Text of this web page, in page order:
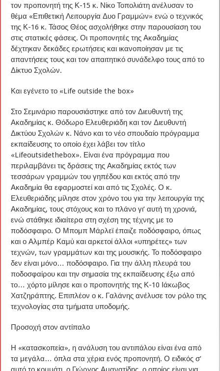
τον προπονητή της Κ-15 κ. Νίκο Τοπολιάτη ανέλυσαν το
θέμα «Επιθετική Λειτουργία Δυο Γραμμών» ενώ ο τεχνικός
της Κ-16 κ. Τάσος Θέος ασχολήθηκε στην παρουσίαση του
στις στατικές φάσεις. Οι προπονητές της Ακαδημίας
δέχτηκαν δεκάδες ερωτήσεις και ικανοποίησαν με τις
απαντήσεις τους και τον απαιτητικό συνάδελφο τους από το
Δίκτυο Σχολών.
Και εγένετο το «Life outside the box»
Στο Σεμινάριο παρουσιάστηκε από τον Διευθυντή της
Ακαδημίας κ. Θόδωρο Ελευθεριάδη και τον Διευθυντή
Δικτύου Σχολών κ. Νάνο και το νέο σπουδαίο πρόγραμμα
εκπαίδευσης το οποίο έχει λάβει τον τίτλο
«Lifeoutsidethebox». Είναι ένα πρόγραμμα που
περιλαμβάνει τις δράσεις της Ακαδημίας εκτός των
τεσσάρων γραμμών του γηπέδου και εκτός από την
Ακαδημία θα εφαρμοστεί και από τις Σχολές. Ο κ.
Ελευθεριάδης μίλησε στον χρόνο του για την λειτουργία της
Ακαδημίας, τους στόχους και το πλάνο γι’ αυτή τη χρονιά,
ενώ στάθηκε ιδιαίτερα στη σχέση της τέχνης με το
ποδόσφαιρο. Ο Μπομπ Μάρλεϊ έπαιζε ποδόσφαιρο, όπως
και ο Αλμπέρ Καμύ και αρκετοί άλλοι «υπηρέτες» των
τεχνών, των γραμμάτων και της μουσικής. Το ποδόσφαιρο
δεν είναι μόνο… ποδόσφαιρο. Για την άλλη πλευρά του
ποδοσφαίρου και την σημασία της εκπαίδευσης έξω από
το… χόρτο μίλησε και ο προπονητής της Κ-10 Ιάκωβος
Χατζηράπτης. Επιπλέον ο κ. Γαλάνης ανέλυσε τον ρόλο της
τεχνολογίας στα τμήματα υποδομής.
Προσοχή στον αντίπαλο
Η «κατασκοπεία», η ανάλυση του αντιπάλου είναι ένα από
τα μεγάλα… όπλα στα χέρια ενός προπονητή. Ο ειδικός σ’